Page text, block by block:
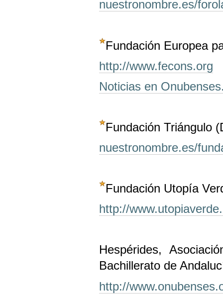
nuestronombre.es/
Fundación Europea
http://www.fecons.org
Noticias en
Fundación Triángulo
nuestronombre.es/
Fundación Utopía
http://
Hespérides,
Bachillerato de
http://